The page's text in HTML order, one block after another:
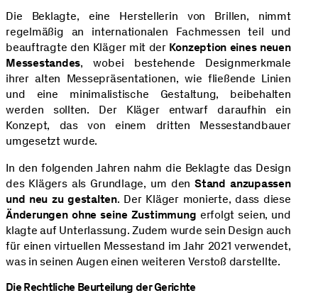
Die Beklagte, eine Herstellerin von Brillen, nimmt
regelmäßig an internationalen Fachmessen teil und
beauftragte den Kläger mit der Konzeption eines neuen
Messestandes, wobei bestehende Designmerkmale
ihrer alten Messepräsentationen, wie fließende Linien
und eine minimalistische Gestaltung, beibehalten
werden sollten. Der Kläger entwarf daraufhin ein
Konzept, das von einem dritten Messestandbauer
umgesetzt wurde.
In den folgenden Jahren nahm die Beklagte das Design
des Klägers als Grundlage, um denStand anzupassen
und neu zu gestalten. Der Kläger monierte, dass diese
Änderungen ohne seine Zustimmung erfolgt seien, und
klagte auf Unterlassung. Zudem wurde sein Design auch
für einen virtuellen Messestand im Jahr 2021 verwendet,
was in seinen Augen einen weiteren Verstoß darstellte.
Die Rechtliche Beurteilung der Gerichte